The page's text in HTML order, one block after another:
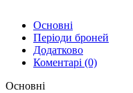
Основні
Періоди броней
Додатково
Коментарі (0)
Основні